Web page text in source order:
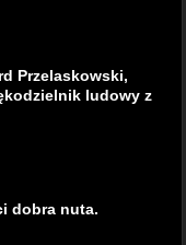
Przelaskowski,
ludowy z
dobra nuta.